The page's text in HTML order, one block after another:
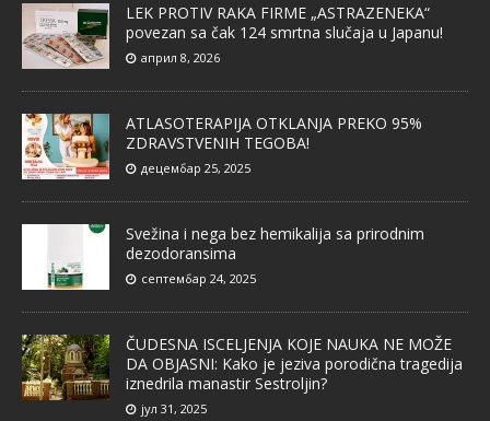
LEK PROTIV RAKA FIRME „ASTRAZENEKA“
povezan sa čak 124 smrtna slučaja u Japanu!
април 8, 2026
ATLASOTERAPIJA OTKLANJA PREKO 95%
ZDRAVSTVENIH TEGOBA!
децембар 25, 2025
Svežina i nega bez hemikalija sa prirodnim
dezodoransima
септембар 24, 2025
ČUDESNA ISCELJENJA KOJE NAUKA NE MOŽE
DA OBJASNI: Kako je jeziva porodična tragedija
iznedrila manastir Sestroljin?
јул 31, 2025